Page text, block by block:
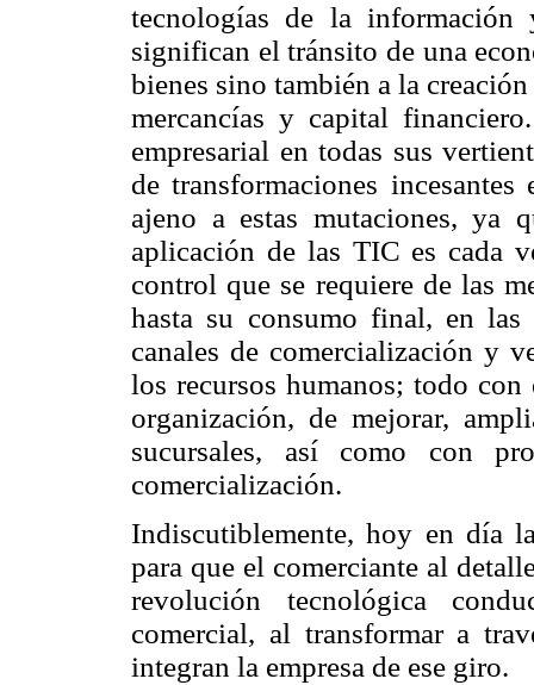
tecnologías de la
significan el tránsito de una
bienes sino también a la
mercancías y capital
empresarial en todas sus
de transformaciones
ajeno a estas mutaciones, ya
aplicación de las TIC es cada
control que se requiere de las
hasta su consumo final, en
canales de comercialización y
los recursos humanos; todo
organización, de mejorar,
sucursales, así como con
comercialización.
Indiscutiblemente, hoy en día
para que el comerciante al
revolución tecnológica
comercial, al transformar a
integran la empresa de ese giro.